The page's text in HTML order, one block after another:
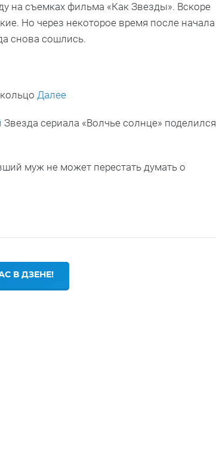
на съемках фильма «Как Звезды». Вскоре
Но через некоторое время после начала
снова сошлись.
Далее
Звезда сериала «Волчье солнце» поделился
муж не может перестать думать о
В ДЗЕНЕ!